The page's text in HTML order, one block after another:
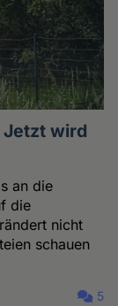
wird
an die
die
nicht
schauen
5